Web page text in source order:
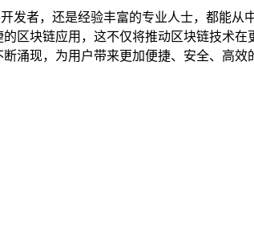
发者，还是经验丰富的专业人士，都能从
区块链应用，这不仅将推动区块链技术
涌现，为用户带来更加便捷、安全、高